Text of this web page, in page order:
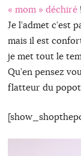
« mom » déchiré
Je l’admet c’est
mais il est
je met tout le
Qu’en pensez
flatteur du